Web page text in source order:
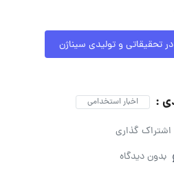
تحقیقاتی و تولیدی سیناژن
: اخبار استخدامی
اشتراک گذاری
بدون دیدگاه